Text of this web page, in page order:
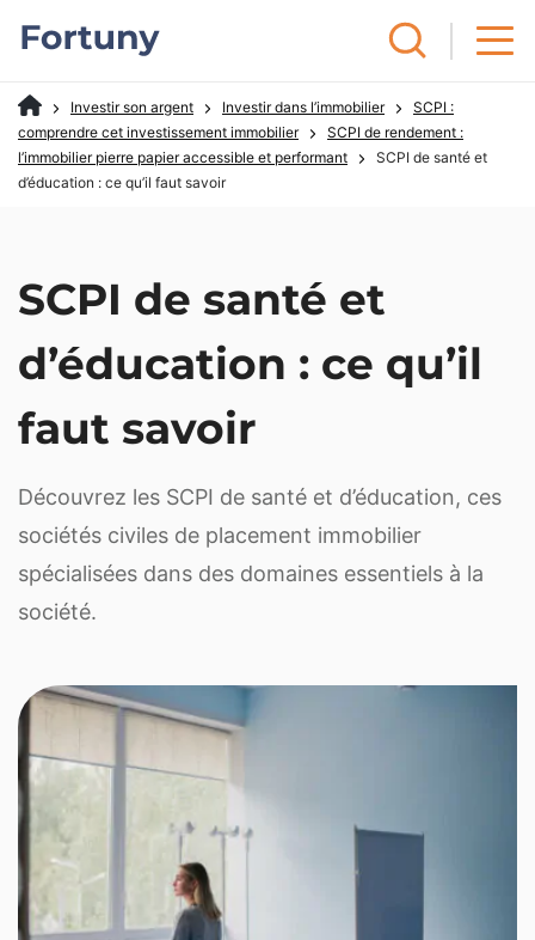
Investir son argent Investir dans l’immobilier
SCPI :
comprendre cet investissement immobilier
SCPI de rendement :
l’immobilier pierre papier accessible et performant
SCPI de santé et
d’éducation : ce qu’il faut savoir
SCPI de santé et
d’éducation : ce qu’il
faut savoir
Découvrez les SCPI de santé et d’éducation, ces
sociétés civiles de placement immobilier
spécialisées dans des domaines essentiels à la
société.